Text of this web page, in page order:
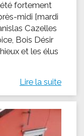
fortement
midi [mardi
Cazelles
Bois Désir
et les élus
Lire la suite